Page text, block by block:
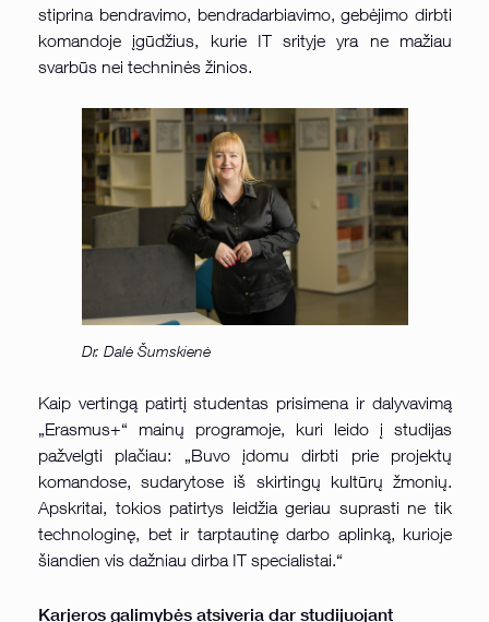
stiprina bendravimo, bendradarbiavimo, gebėjimo dirbti
komandoje įgūdžius, kurie IT srityje yra ne mažiau
svarbūs nei techninės žinios.
Dr. Dalė Šumskienė
Kaip vertingą patirtį studentas prisimena ir dalyvavimą
„Erasmus+“ mainų programoje, kuri leido į studijas
pažvelgti plačiau: „Buvo įdomu dirbti prie projektų
komandose, sudarytose iš skirtingų kultūrų žmonių.
Apskritai, tokios patirtys leidžia geriau suprasti ne tik
technologinę, bet ir tarptautinę darbo aplinką, kurioje
šiandien vis dažniau dirba IT specialistai.“
Karjeros galimybės atsiveria dar studijuojant